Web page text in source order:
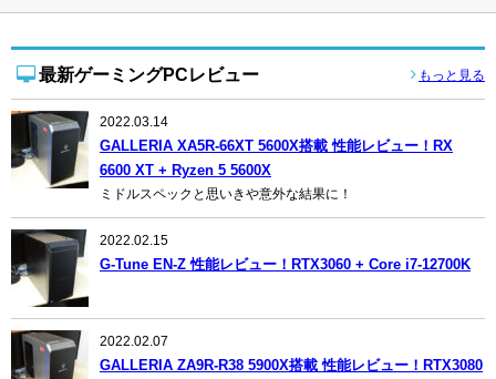
最新ゲーミングPCレビュー もっと見る
2022.03.14
GALLERIA XA5R-66XT 5600X搭載 性能レビュー！RX
6600 XT + Ryzen 5 5600X
ミドルスペックと思いきや意外な結果に！
2022.02.15
G-Tune EN-Z 性能レビュー！RTX3060 + Core i7-12700K
2022.02.07
GALLERIA ZA9R-R38 5900X搭載 性能レビュー！RTX3080